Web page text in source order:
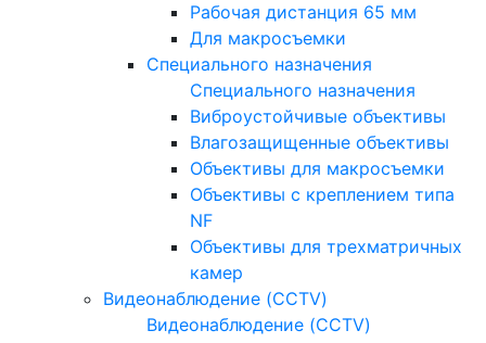
Рабочая дистанция 65 мм
Для макросъемки
Специального назначения
Специального назначения
Виброустойчивые объективы
Влагозащищенные объективы
Объективы для макросъемки
Объективы с креплением типа
NF
Объективы для трехматричных
камер
Видеонаблюдение (CCTV)
Видеонаблюдение (CCTV)